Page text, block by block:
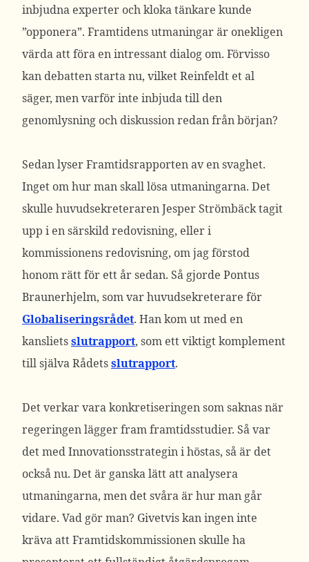
inbjudna experter och kloka tänkare kunde
”opponera”. Framtidens utmaningar är onekligen
värda att föra en intressant dialog om. Förvisso
kan debatten starta nu, vilket Reinfeldt et al
säger, men varför inte inbjuda till den
genomlysning och diskussion redan från början?
Sedan lyser Framtidsrapporten av en svaghet.
Inget om hur man skall lösa utmaningarna. Det
skulle huvudsekreteraren Jesper Strömbäck tagit
upp i en särskild redovisning, eller i
kommissionens redovisning, om jag förstod
honom rätt för ett år sedan. Så gjorde Pontus
Braunerhjelm, som var huvudsekreterare för
Globaliseringsrådet. Han kom ut med en
kanslietsslutrapport, som ett viktigt komplement
till själva Rådetsslutrapport.
Det verkar vara konkretiseringen som saknas när
regeringen lägger fram framtidsstudier. Så var
det med Innovationsstrategin i höstas, så är det
också nu. Det är ganska lätt att analysera
utmaningarna, men det svåra är hur man går
vidare. Vad gör man? Givetvis kan ingen inte
kräva att Framtidskommissionen skulle ha